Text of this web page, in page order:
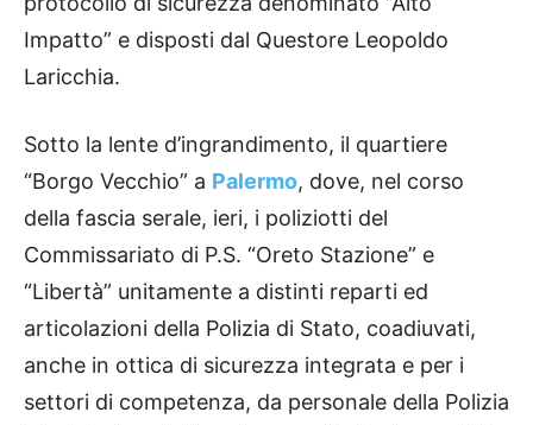
Impatto” e disposti dal Questore Leopoldo
Laricchia.
Sotto la lente d’ingrandimento, il quartiere
“Borgo Vecchio” a Palermo, dove, nel corso
della fascia serale, ieri, i poliziotti del
Commissariato di P.S. “Oreto Stazione” e
“Libertà” unitamente a distinti reparti ed
articolazioni della Polizia di Stato, coadiuvati,
anche in ottica di sicurezza integrata e per i
settori di competenza, da personale della Polizia